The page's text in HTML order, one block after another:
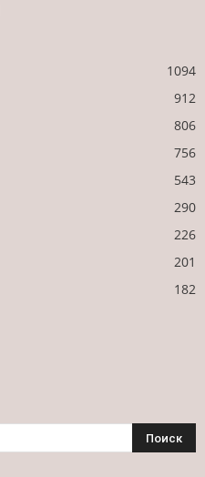
1094
912
806
756
543
290
226
201
182